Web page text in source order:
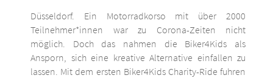
Düsseldorf. Ein Motorradkorso mit über 2000
Teilnehmer*innen war zu Corona-Zeiten nicht
möglich. Doch das nahmen die Biker4Kids als
Ansporn, sich eine kreative Alternative einfallen zu
lassen. Mit dem ersten Biker4Kids Charity-Ride fuhren